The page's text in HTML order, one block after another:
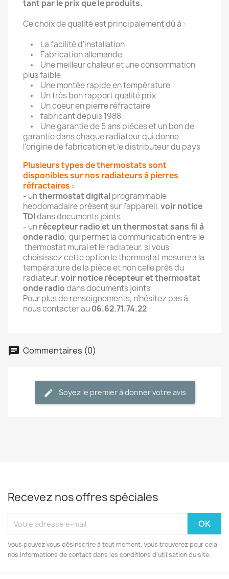
tant par le prix que le produits.
Ce choix de qualité est principalement dû à :
• La facilité d'installation
• Fabrication allemande
• Une meilleur chaleur et une consommation
plus faible
• Une montée rapide en température
• Un très bon rapport qualité prix
• Un coeur en pierre réfractaire
• fabricant depuis 1988
• Une garantie de 5 ans pièces et un bon de
garantie dans chaque radiateur qui donne
l'origine de fabrication et le distributeur du pays
Plusieurs types de thermostats sont
disponibles sur nos radiateurs à pierres
réfractaires :
- unthermostat digital programmable
hebdomadaire présent sur l'appareil.voir notice
TDIdans documents joints
- unrécepteur radio et un thermostat sans fil à
onde radio, qui permet la communication entre le
thermostat mural et le radiateur. si vous
choisissez cette option le thermostat mesurera la
température de la pièce et non celle près du
radiateur.voir notice récepteur et thermostat
onde radiodans documents joints
Pour plus de renseignements, n'hésitez pas à
nous contacter au06.62.71.74.22
Commentaires (0)
Soyez le premier à donner votre avis
Recevez nos offres spéciales
Vous pouvez vous désinscrire à tout moment. Vous trouverez pour cela
nos informations de contact dans les conditions d'utilisation du site.